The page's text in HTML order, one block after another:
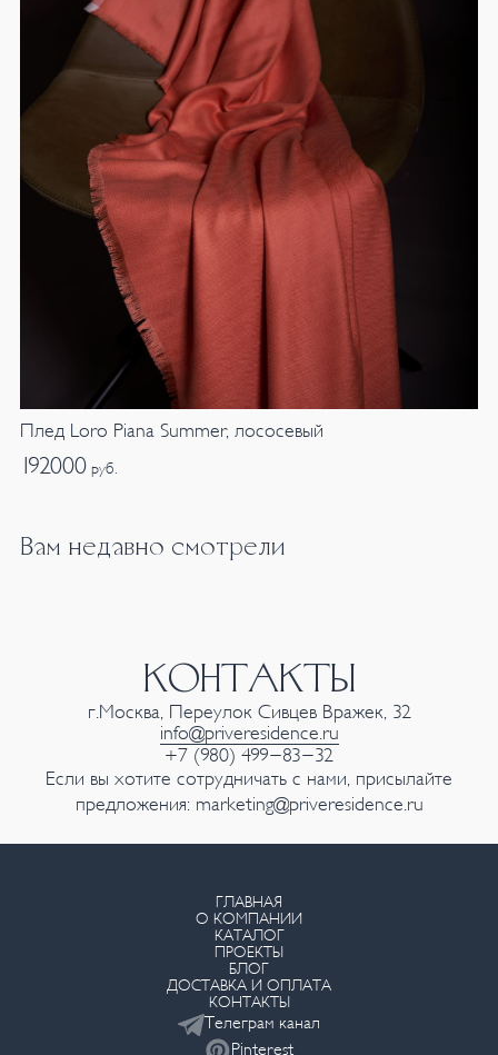
Плед Loro Piana Summer, лососевый
192000 руб.
Вам недавно смотрели
КОНТАКТЫ
г.Москва, Переулок Сивцев Вражек, 32
info@priveresidence.ru
+7 (980) 499-83-32
Если вы хотите сотрудничать с нами, присылайте
предложения: marketing@priveresidence.ru
ГЛАВНАЯ
О КОМПАНИИ
КАТАЛОГ
ПРОЕКТЫ
БЛОГ
ДОСТАВКА И ОПЛАТА
КОНТАКТЫ
Телеграм канал
Pinterest